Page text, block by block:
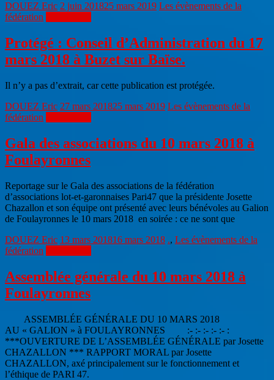
DOUEZ Eric 2 juin 201825 mars 2019 Les évènements de la
fédération
Protégé : Conseil d’Administration du 17
mars 2018 à Buzet sur Baïse.
Il n’y a pas d’extrait, car cette publication est protégée.
DOUEZ Eric 27 mars 201825 mars 2019 Les évènements de la
fédération
Gala des associations du 10 mars 2018 à
Foulayronnes
Reportage sur le Gala des associations de la fédération
d’associations lot-et-garonnaises Pari47 que la présidente Josette
Chazallon et son équipe ont présenté avec leurs bénévoles au Galion
de Foulayronnes le 10 mars 2018 en soirée : ce ne sont que
DOUEZ Eric 13 mars 201816 mars 2018 ., Les évènements de la
fédération
Assemblée générale du 10 mars 2018 à
Foulayronnes
ASSEMBLÉE GÉNÉRALE DU 10 MARS 2018
AU « GALION » à FOULAYRONNES :- :- :- :- :- :
***OUVERTURE DE L’ASSEMBLÉE GÉNÉRALE par Josette
CHAZALLON *** RAPPORT MORAL par Josette
CHAZALLON, axé principalement sur le fonctionnement et
l’éthique de PARI 47.